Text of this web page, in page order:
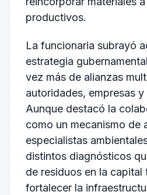
productivos.
La funcionaria subrayó
estrategia
vez más de alianzas
autoridades, empresas y
Aunque destacó la
como un mecanismo de
especialistas
distintos diagnósticos
de residuos en la capital
fortalecer la